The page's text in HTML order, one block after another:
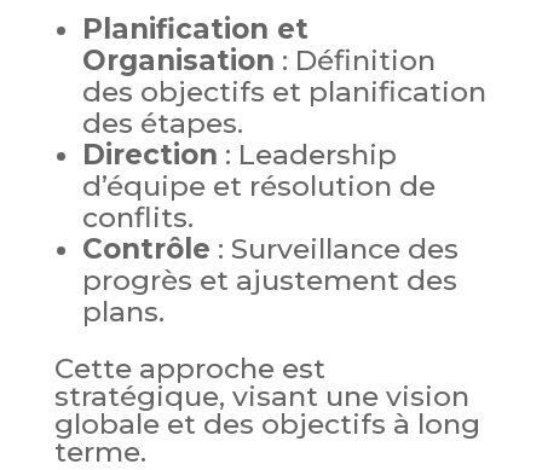
Planification et
Organisation : Définition
des objectifs et planification
des étapes.
Direction : Leadership
d’équipe et résolution de
conflits.
Contrôle : Surveillance des
progrès et ajustement des
plans.
Cette approche est
stratégique, visant une vision
globale et des objectifs à long
terme.